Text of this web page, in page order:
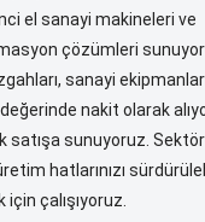
el sanayi makineleri ve
çözümleri
sanayi
nakit olarak
satışa sunuyoruz.
hatlarınızı
çalışıyoruz.